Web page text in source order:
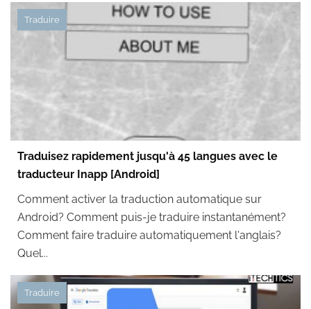
Traduire
Traduisez rapidement jusqu'à 45 langues avec le
traducteur Inapp [Android]
Comment activer la traduction automatique sur
Android? Comment puis-je traduire instantanément?
Comment faire traduire automatiquement l'anglais?
Quel...
Traduire